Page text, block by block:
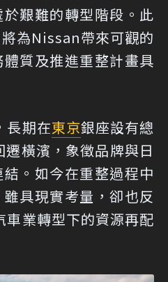
艱難的轉型階段。此
為Nissan帶來可觀的
質及推進重整計畫具
長期在東京銀座設有總
橫濱，象徵品牌與日
。如今在重整過程中
具現實考量，卻也反
業轉型下的資源再配